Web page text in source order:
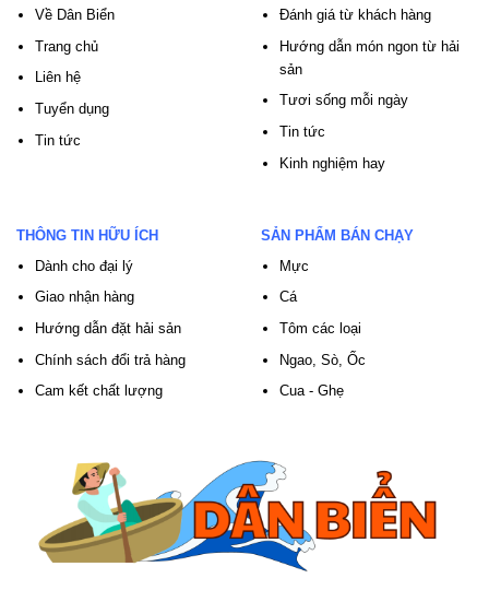
Về Dân Biển
Trang chủ
Liên hệ
Tuyển dụng
Tin tức
Đánh giá từ khách hàng
Hướng dẫn món ngon từ hải
sản
Tươi sống mỗi ngày
Tin tức
Kinh nghiệm hay
THÔNG TIN HỮU ÍCH
Dành cho đại lý
Giao nhận hàng
Hướng dẫn đặt hải sản
Chính sách đổi trả hàng
Cam kết chất lượng
SẢN PHẨM BÁN CHẠY
Mực
Cá
Tôm các loại
Ngao, Sò, Ốc
Cua - Ghẹ